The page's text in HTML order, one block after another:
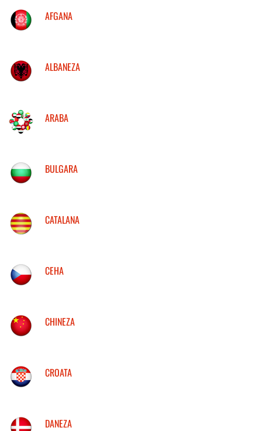
AFGANA
ALBANEZA
ARABA
BULGARA
CATALANA
CEHA
CHINEZA
CROATA
DANEZA